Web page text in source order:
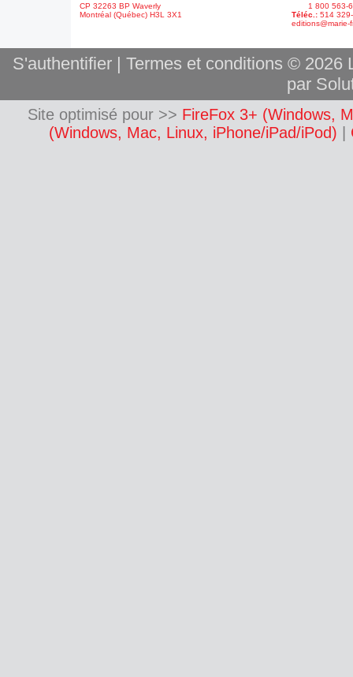
CP 32263 BP Waverly
Montréal (Québec) H3L 3X1
1 800 563-
Téléc.: 514
editions@marie-
S'authentifier| Termes et conditions © 2026
par
Site optimisé pour >> FireFox 3+ (Windows,
(Windows, Mac, Linux, iPhone/iPad/iPod)